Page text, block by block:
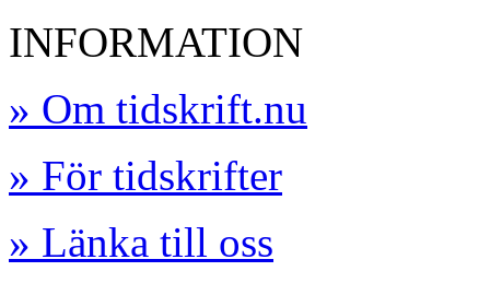
INFORMATION
» Om tidskrift.nu
» För tidskrifter
» Länka till oss